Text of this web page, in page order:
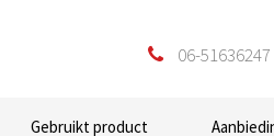
06-51636247
Gebruikt product